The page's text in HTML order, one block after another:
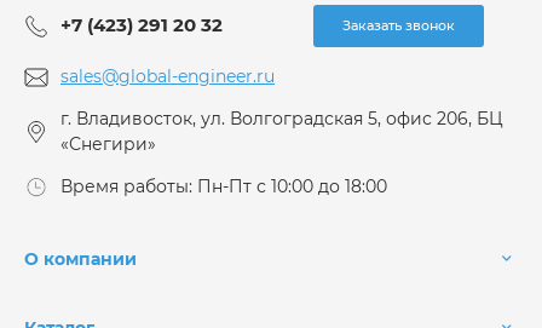
+7 (423) 291 20 32 Заказать звонок
sales@global-engineer.ru
г. Владивосток, ул. Волгоградская 5, офис 206, БЦ
«Снегири»
Время работы: Пн-Пт с 10:00 до 18:00
О компании